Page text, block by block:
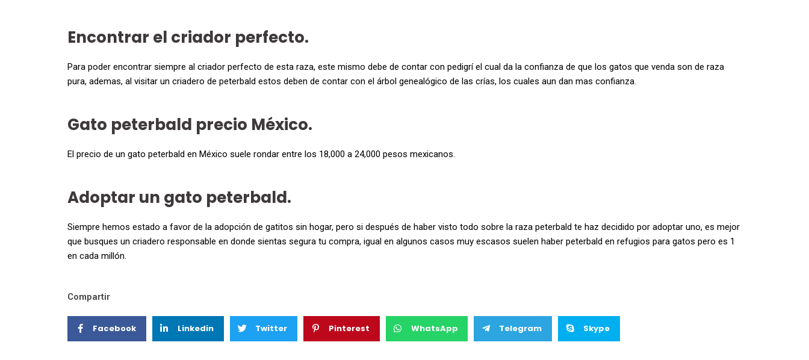
Encontrar el criador perfecto.
Para poder encontrar siempre al criador perfecto de esta raza, este mismo debe de contar con pedigrí el cual da la confianza de que los gatos que venda son de raza
pura, ademas, al visitar un criadero de peterbald estos deben de contar con el árbol genealógico de las crías, los cuales aun dan mas confianza.
Gato peterbald precio México.
El precio de un gato peterbald en México suele rondar entre los 18,000 a 24,000 pesos mexicanos.
Adoptar un gato peterbald.
Siempre hemos estado a favor de la adopción de gatitos sin hogar, pero si después de haber visto todo sobre la raza peterbald te haz decidido por adoptar uno, es mejor
que busques un criadero responsable en donde sientas segura tu compra, igual en algunos casos muy escasos suelen haber peterbald en refugios para gatos pero es 1
en cada millón.
Compartir
Facebook Linkedin Twitter Pinterest WhatsApp Telegram Skype